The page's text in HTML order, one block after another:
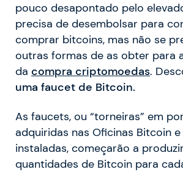
pouco desapontado pelo
precisa de desembolsar para
comprar bitcoins, mas não se
outras formas de as obter para
da compra criptomoedas.
uma faucet de Bitcoin.
As faucets, ou “torneiras” em
adquiridas nas Oficinas Bitcoin e
instaladas, começarão a
quantidades de Bitcoin para